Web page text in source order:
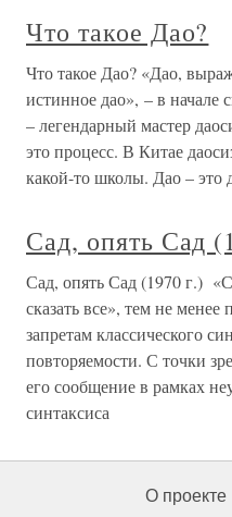
Что такое Дао?
Что такое Дао? «Дао,
истинное дао», – в начале
– легендарный мастер
это процесс. В Китае
какой-то школы. Дао – это
Сад, опять Сад
Сад, опять Сад (1970 г.)
сказать все», тем не
запретам классического
повторяемости. С точки
его сообщение в рамках
синтаксиса
О проекте